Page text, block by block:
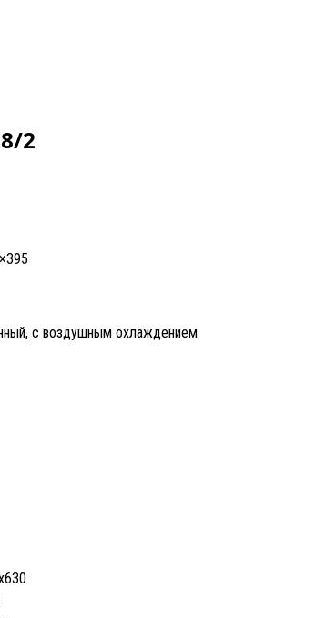
2
с воздушным охлаждением